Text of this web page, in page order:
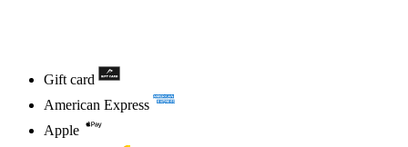
Gift card
American Express
Apple